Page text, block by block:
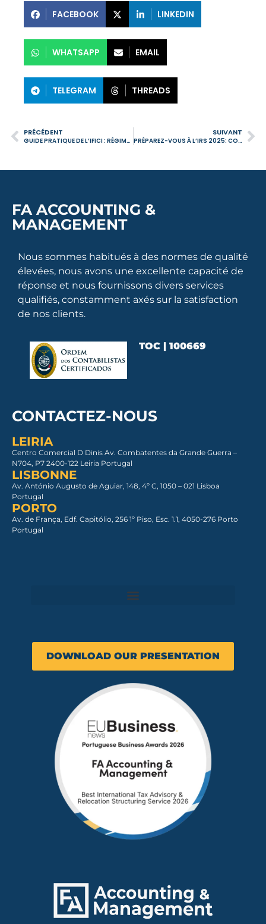
FACEBOOK LINKEDIN
WHATSAPP EMAIL
TELEGRAM THREADS
PRÉCÉDENT
GUIDE PRATIQUE DE L’IFICI : RÉGIME D’INCITATION FISCALE POUR LA RECHERCHE SCIENTIFIQUE ET L’INNOVATION
SUIVANT
PRÉPAREZ-VOUS À L’IRS 2025: CONSEILS ESSENTIELS POUR MAXIMISER VOTRE REMBOURSEMENT
FA ACCOUNTING &
MANAGEMENT
Nous sommes habitués à des normes de qualité
élevées, nous avons une excellente capacité de
réponse et nous fournissons divers services
qualifiés, constamment axés sur la satisfaction
de nos clients.
TOC | 100669
CONTACTEZ-NOUS
LEIRIA
Centro Comercial D Dinis Av. Combatentes da Grande Guerra –
N704, P7 2400-122 Leiria Portugal
LISBONNE
Av. António Augusto de Aguiar, 148, 4º C, 1050 – 021 Lisboa​
Portugal
PORTO
Av. de França, Edf. Capitólio, 256 1º Piso, Esc. 1.1, 4050-276 Porto
Portugal
DOWNLOAD OUR PRESENTATION